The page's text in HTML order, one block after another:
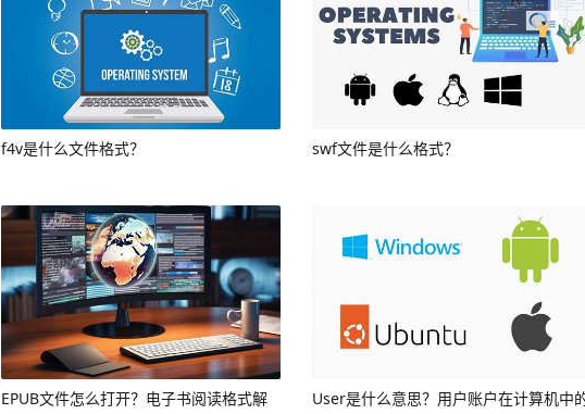
f4v是什么文件格式？ swf文件是什么格式？
EPUB文件怎么打开？电子书阅读格式解
User是什么意思？用户账户在计算机中